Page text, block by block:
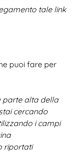
tale link
puoi fare per
parte alta della
cercando
i campi
riportati